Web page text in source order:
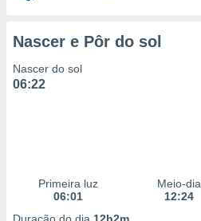
Nascer e Pôr do sol
Nascer do sol
06:22
Primeira luz
06:01
Meio-dia
12:24